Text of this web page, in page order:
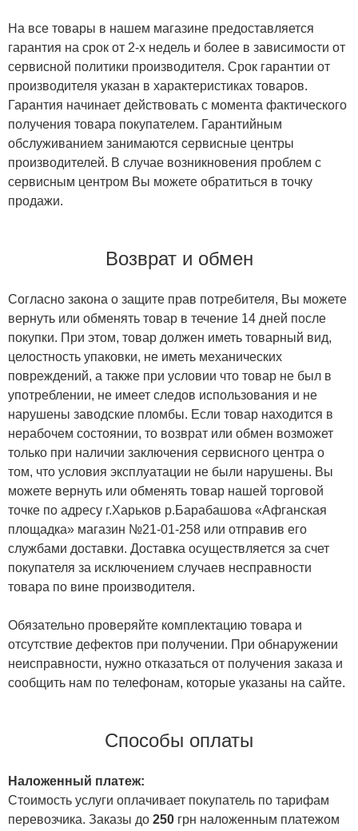
На все товары в нашем магазине предоставляется
гарантия на срок от 2-х недель и более в зависимости от
сервисной политики производителя. Срок гарантии от
производителя указан в характеристиках товаров.
Гарантия начинает действовать с момента фактического
получения товара покупателем. Гарантийным
обслуживанием занимаются сервисные центры
производителей. В случае возникновения проблем с
сервисным центром Вы можете обратиться в точку
продажи.
Возврат и обмен
Согласно закона о защите прав потребителя, Вы можете
вернуть или обменять товар в течение 14 дней после
покупки. При этом, товар должен иметь товарный вид,
целостность упаковки, не иметь механических
повреждений, а также при условии что товар не был в
употреблении, не имеет следов использования и не
нарушены заводские пломбы. Если товар находится в
нерабочем состоянии, то возврат или обмен возможет
только при наличии заключения сервисного центра о
том, что условия эксплуатации не были нарушены. Вы
можете вернуть или обменять товар нашей торговой
точке по адресу г.Харьков р.Барабашова «Афганская
площадка» магазин №21-01-258 или отправив его
службами доставки. Доставка осуществляется за счет
покупателя за исключением случаев несправности
товара по вине производителя.
Обязательно проверяйте комплектацию товара и
отсутствие дефектов при получении. При обнаружении
неисправности, нужно отказаться от получения заказа и
сообщить нам по телефонам, которые указаны на сайте.
Способы оплаты
Наложенный платеж:
Стоимость услуги оплачивает покупатель по тарифам
перевозчика. Заказы до 250 грн наложенным платежом